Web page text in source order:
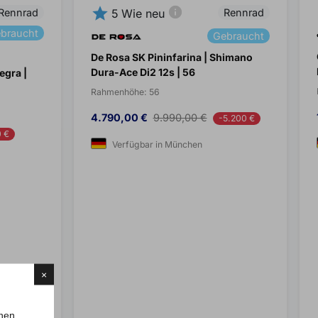
×
|
€
star 5 Wie neu info
Rennrad
Gebraucht
De Rosa SK Pininfarina | Shimano
Dura-Ace Di2 12s | 56
Rahmenhöhe: 56
Preis
4.790,00 € Verkaufspreis
9.990,00 € -5.200 €
Verfügbar in München